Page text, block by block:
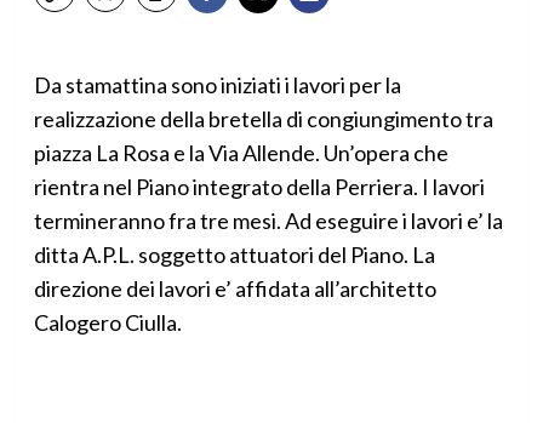
Da stamattina sono iniziati i lavori per la
realizzazione della bretella di congiungimento tra
piazza La Rosa e la Via Allende. Un’opera che
rientra nel Piano integrato della Perriera. I lavori
termineranno fra tre mesi. Ad eseguire i lavori e’ la
ditta A.P.L. soggetto attuatori del Piano. La
direzione dei lavori e’ affidata all’architetto
Calogero Ciulla.